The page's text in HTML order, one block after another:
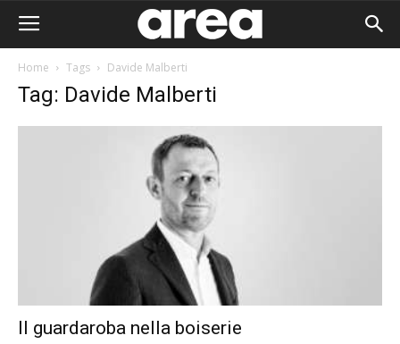
Home Tags Davide Malberti
Tag: Davide Malberti
Il guardaroba nella boiserie